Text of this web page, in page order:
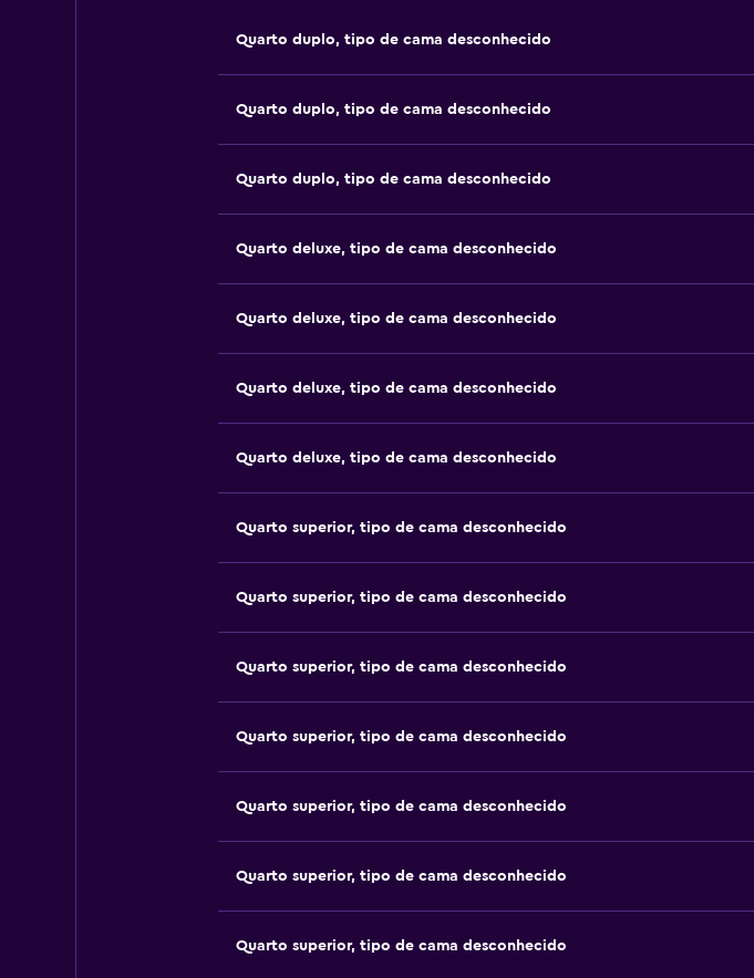
Quarto duplo, tipo de cama desconhecido
Quarto duplo, tipo de cama desconhecido
Quarto duplo, tipo de cama desconhecido
Quarto deluxe, tipo de cama desconhecido
Quarto deluxe, tipo de cama desconhecido
Quarto deluxe, tipo de cama desconhecido
Quarto deluxe, tipo de cama desconhecido
Quarto superior, tipo de cama desconhecido
Quarto superior, tipo de cama desconhecido
Quarto superior, tipo de cama desconhecido
Quarto superior, tipo de cama desconhecido
Quarto superior, tipo de cama desconhecido
Quarto superior, tipo de cama desconhecido
Quarto superior, tipo de cama desconhecido